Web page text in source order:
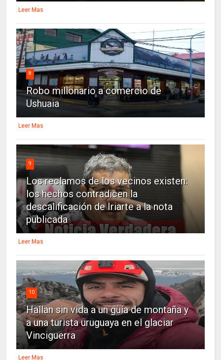
Leer Mas
8
Robo millonario a comercio de
Ushuaia
Leer Mas
9
Los reclamos de los vecinos existen:
los hechos contradicen la
descalificación de Iriarte a la nota
publicada
Leer Mas
10
Hallan sin vida a un guía de montaña y
a una turista uruguaya en el glaciar
Vinciguerra
Leer Mas